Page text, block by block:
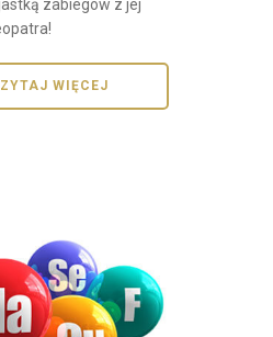
zabiegów z jej
WIĘCEJ